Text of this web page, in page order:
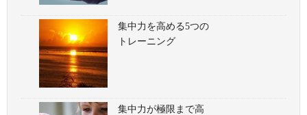
集中力を高める5つの
トレーニング
集中力が極限まで高